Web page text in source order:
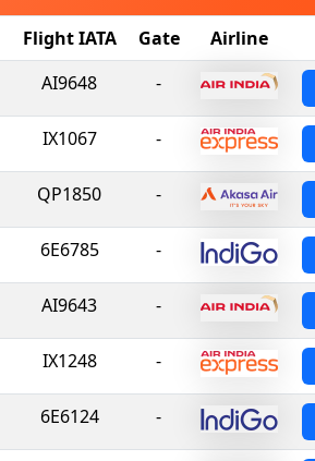
Flight IATA Gate Airline
AI9648 -
IX1067 -
QP1850 -
6E6785 -
AI9643 -
IX1248 -
6E6124 -